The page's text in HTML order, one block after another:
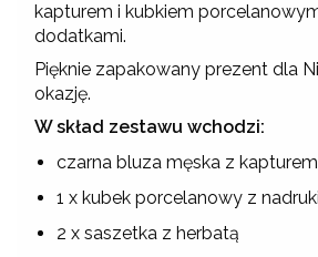
kapturem i kubkiem
dodatkami.
Pięknie zapakowany prezent dla
okazję.
W skład zestawu wchodzi:
czarna bluza męska z
1 x kubek porcelanowy z
2 x saszetka z herbatą